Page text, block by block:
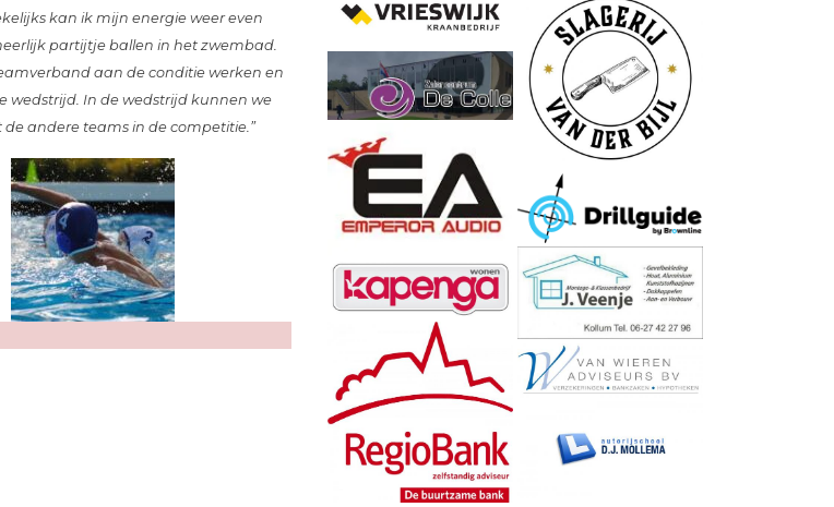
kan ik mijn energie weer even
partijtje ballen in het zwembad.
aan de conditie werken en
wedstrijd. In de wedstrijd kunnen we
andere teams in de competitie.”